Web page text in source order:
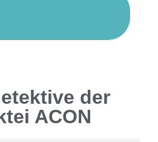
der
ACON